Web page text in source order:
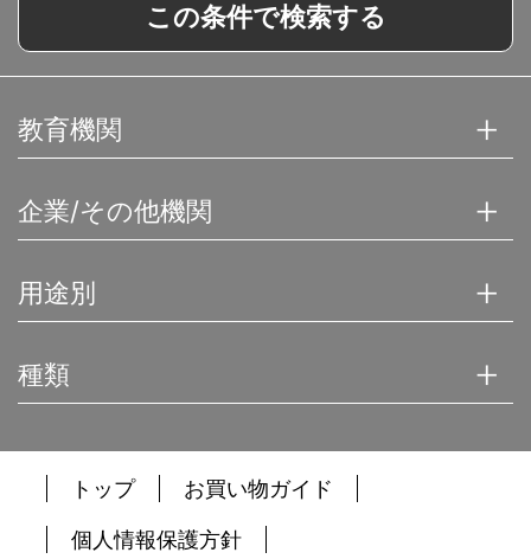
この条件で検索する
教育機関
企業/その他機関
用途別
種類
トップ お買い物ガイド
個人情報保護方針